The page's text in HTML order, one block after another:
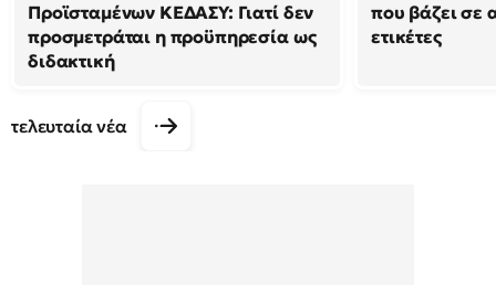
Προϊσταμένων ΚΕΔΑΣΥ: Γιατί δεν
προσμετράται η προϋπηρεσία ως
διδακτική
που βάζει σε
ετικέτες
τελευταία νέα